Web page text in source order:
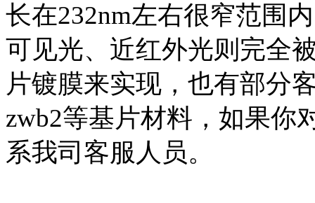
长在232nm左右很窄范围
可见光、近红外光则完全
片镀膜来实现，也有部分
zwb2等基片材料，如果你
系我司客服人员。